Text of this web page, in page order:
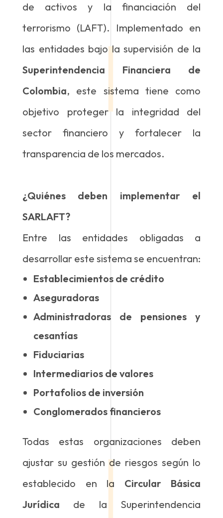
de activos y la financiación del
terrorismo (LAFT). Implementado en
las entidades bajo la supervisión de la
Superintendencia Financiera de
Colombia, este sistema tiene como
objetivo proteger la integridad del
sector financiero y fortalecer la
transparencia de los mercados.
¿Quiénes deben implementar el
SARLAFT?
Entre las entidades obligadas a
desarrollar este sistema se encuentran:
Establecimientos de crédito
Aseguradoras
Administradoras de pensiones y
cesantías
Fiduciarias
Intermediarios de valores
Portafolios de inversión
Conglomerados financieros
Todas estas organizaciones deben
ajustar su gestión de riesgos según lo
establecido en la Circular Básica
Jurídica de la Superintendencia